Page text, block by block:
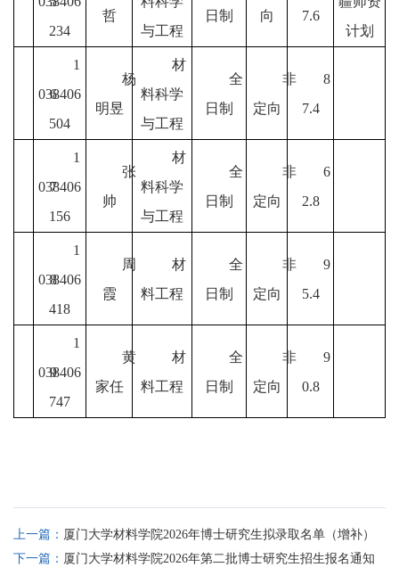
234
哲
与工程
日制
向
7.6
计划
6
1
038406
504
杨
明昱
材
料科学
与工程
全
日制
非
定向
8
7.4
7
1
038406
156
张
帅
材
料科学
与工程
全
日制
非
定向
6
2.8
8
1
038406
418
周
霞
材
料工程
全
日制
非
定向
9
5.4
9
1
038406
747
黄
家任
材
料工程
全
日制
非
定向
9
0.8
上一篇： 厦门大学材料学院2026年博士研究生拟录取名单（增补）
下一篇： 厦门大学材料学院2026年第二批博士研究生招生报名通知